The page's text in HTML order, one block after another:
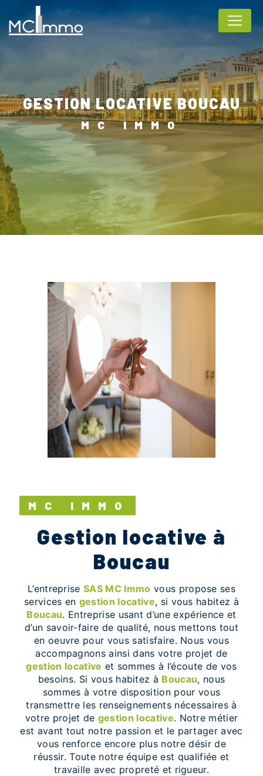
GESTION LOCATIVE BOUCAU
MC IMMO
MC IMMO
gestion locative à
Boucau
L’entrepriseSAS MC Immo vous propose ses
services en gestion locative, si vous habitez à
Boucau. Entreprise usant d’une expérience et
d’un savoir-faire de qualité, nous mettons tout
en oeuvre pour vous satisfaire. Nous vous
accompagnons ainsi dans votre projet de
gestion locative et sommes à l’écoute de vos
besoins. Si vous habitez à Boucau, nous
sommes à votre disposition pour vous
transmettre les renseignements nécessaires à
votre projet de gestion locative. Notre métier
est avant tout notre passion et le partager avec
vous renforce encore plus notre désir de
réussir. Toute notre équipe est qualifiée et
travaille avec propreté et rigueur.
Panneau de gestion des cookies